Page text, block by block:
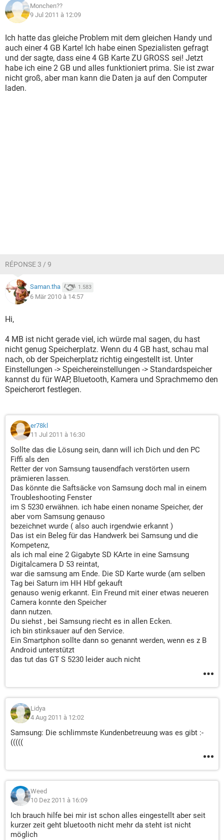
Monchen??
9 Jul 2011 à 12:09
Ich hatte das gleiche Problem mit dem gleichen Handy und
auch einer 4 GB Karte! Ich habe einen Spezialisten gefragt
und der sagte, dass eine 4 GB Karte ZU GROSS sei! Jetzt
habe ich eine 2 GB und alles funktioniert prima. Sie ist zwar
nicht groß, aber man kann die Daten ja auf den Computer
laden.
RÉPONSE 3 / 9
Saman.tha 1.583
6 Mär 2010 à 14:57
Hi,
4 MB ist nicht gerade viel, ich würde mal sagen, du hast
nicht genug Speicherplatz. Wenn du 4 GB hast, schau mal
nach, ob der Speicherplatz richtig eingestellt ist. Unter
Einstellungen -> Speichereinstellungen -> Standardspeicher
kannst du für WAP, Bluetooth, Kamera und Sprachmemo den
Speicherort festlegen.
er78kl
11 Jul 2011 à 16:30
Sollte das die Lösung sein, dann will ich Dich und den PC
Fiffi als den
Retter der von Samsung tausendfach verstörten usern
prämieren lassen.
Das könnte die Saftsäcke von Samsung doch mal in einem
Troubleshooting Fenster
im S 5230 erwähnen. ich habe einen noname Speicher, der
aber vom Samsung genauso
bezeichnet wurde ( also auch irgendwie erkannt )
Das ist ein Beleg für das Handwerk bei Samsung und die
Kompetenz,
als ich mal eine 2 Gigabyte SD KArte in eine Samsung
Digitalcamera D 53 reintat,
war die samsung am Ende. Die SD Karte wurde (am selben
Tag bei Saturn im HH Hbf gekauft
genauso wenig erkannt. Ein Freund mit einer etwas neueren
Camera konnte den Speicher
dann nutzen.
Du siehst , bei Samsung riecht es in allen Ecken.
ich bin stinksauer auf den Service.
Ein Smartphon sollte dann so genannt werden, wenn es z B
Android unterstützt
das tut das GT S 5230 leider auch nicht
Lidya
4 Aug 2011 à 12:02
Samsung: Die schlimmste Kundenbetreuung was es gibt :-
(((((
Weed
10 Dez 2011 à 16:09
Ich brauch hilfe bei mir ist schon alles eingestellt aber seit
kurzer zeit geht bluetooth nicht mehr da steht ist nicht
möglich